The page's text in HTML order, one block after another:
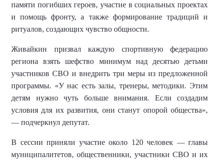
памяти погибших героев, участие в социальных проектах
и помощь фронту, а также формирование традиций и
ритуалов, создающих чувство общности.
Живайкин призвал каждую спортивную федерацию
региона взять шефство минимум над десятью детьми
участников СВО и внедрить три меры из предложенной
программы. «У нас есть залы, тренеры, методики. Этим
детям нужно чуть больше внимания. Если создадим
условия для их развития, они станут опорой общества»,
— подчеркнул депутат.
В сессии приняли участие около 120 человек — главы
муниципалитетов, общественники, участники СВО и их